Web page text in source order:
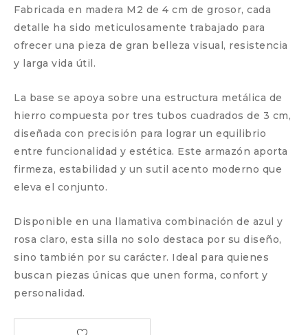
Fabricada en madera M2 de 4 cm de grosor, cada
detalle ha sido meticulosamente trabajado para
ofrecer una pieza de gran belleza visual, resistencia
y larga vida útil.
La base se apoya sobre una estructura metálica de
hierro compuesta por tres tubos cuadrados de 3 cm,
diseñada con precisión para lograr un equilibrio
entre funcionalidad y estética. Este armazón aporta
firmeza, estabilidad y un sutil acento moderno que
eleva el conjunto.
Disponible en una llamativa combinación de azul y
rosa claro, esta silla no solo destaca por su diseño,
sino también por su carácter. Ideal para quienes
buscan piezas únicas que unen forma, confort y
personalidad.